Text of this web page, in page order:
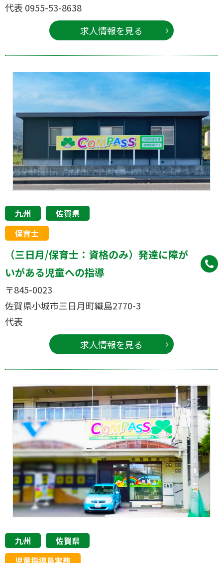
代表 0955-53-8638
求人情報を見る
九州
佐賀県
保育士
（三日月/保育士：資格のみ）発達に障が
いがある児童への指導
〒845-0023
佐賀県小城市三日月町織島2770-3
代表
求人情報を見る
九州
佐賀県